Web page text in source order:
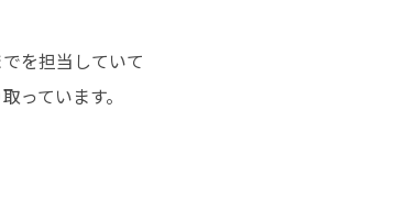
を担当していて
っています。